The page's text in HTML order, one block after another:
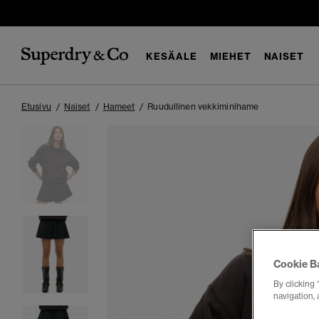
KESÄALE MIEHET NAISET
Etusivu Naiset Hameet Ruudullinen vekkiminihame
Cookie
By clicking
navigation,